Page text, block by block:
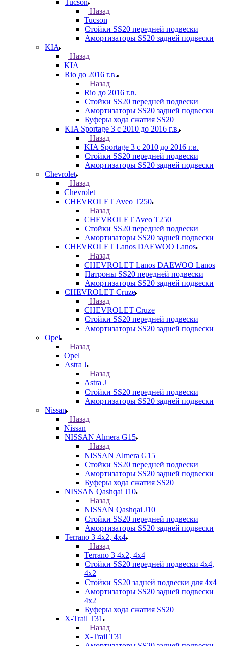
Tucson
Назад
Tucson
Стойки SS20 передней подвески
Амортизаторы SS20 задней подвески
KIA
Назад
KIA
Rio до 2016 г.в.
Назад
Rio до 2016 г.в.
Стойки SS20 передней подвески
Амортизаторы SS20 задней подвески
Буферы хода сжатия SS20
KIA Sportage 3 с 2010 до 2016 г.в.
Назад
KIA Sportage 3 с 2010 до 2016 г.в.
Стойки SS20 передней подвески
Амортизаторы SS20 задней подвески
Chevrolet
Назад
Chevrolet
CHEVROLET Aveo T250
Назад
CHEVROLET Aveo T250
Стойки SS20 передней подвески
Амортизаторы SS20 задней подвески
CHEVROLET Lanos DAEWOO Lanos
Назад
CHEVROLET Lanos DAEWOO Lanos
Патроны SS20 передней подвески
Амортизаторы SS20 задней подвески
CHEVROLET Cruze
Назад
CHEVROLET Cruze
Стойки SS20 передней подвески
Амортизаторы SS20 задней подвески
Opel
Назад
Opel
Astra J
Назад
Astra J
Стойки SS20 передней подвески
Амортизаторы SS20 задней подвески
Nissan
Назад
Nissan
NISSAN Almera G15
Назад
NISSAN Almera G15
Стойки SS20 передней подвески
Амортизаторы SS20 задней подвески
Буферы хода сжатия SS20
NISSAN Qashqai J10
Назад
NISSAN Qashqai J10
Стойки SS20 передней подвески
Амортизаторы SS20 задней подвески
Terrano 3 4х2, 4х4
Назад
Terrano 3 4х2, 4х4
Стойки SS20 передней подвески 4х4,
4x2
Стойки SS20 задней подвески для 4х4
Амортизаторы SS20 задней подвески
4х2
Буферы хода сжатия SS20
X-Trail T31
Назад
X-Trail T31